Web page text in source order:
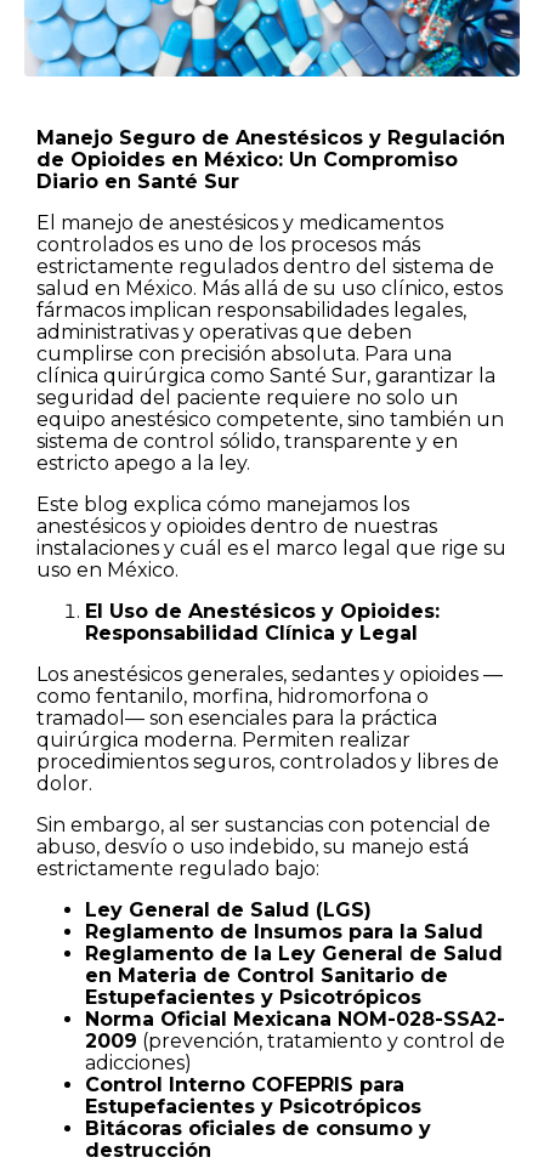
Manejo Seguro de Anestésicos y Regulación
de Opioides en México: Un Compromiso
Diario en Santé Sur
El manejo de anestésicos y medicamentos
controlados es uno de los procesos más
estrictamente regulados dentro del sistema de
salud en México. Más allá de su uso clínico, estos
fármacos implican responsabilidades legales,
administrativas y operativas que deben
cumplirse con precisión absoluta. Para una
clínica quirúrgica como Santé Sur, garantizar la
seguridad del paciente requiere no solo un
equipo anestésico competente, sino también un
sistema de control sólido, transparente y en
estricto apego a la ley.
Este blog explica cómo manejamos los
anestésicos y opioides dentro de nuestras
instalaciones y cuál es el marco legal que rige su
uso en México.
El Uso de Anestésicos y Opioides:
Responsabilidad Clínica y Legal
Los anestésicos generales, sedantes y opioides —
como fentanilo, morfina, hidromorfona o
tramadol— son esenciales para la práctica
quirúrgica moderna. Permiten realizar
procedimientos seguros, controlados y libres de
dolor.
Sin embargo, al ser sustancias con potencial de
abuso, desvío o uso indebido, su manejo está
estrictamente regulado bajo:
Ley General de Salud (LGS)
Reglamento de Insumos para la Salud
Reglamento de la Ley General de Salud
en Materia de Control Sanitario de
Estupefacientes y Psicotrópicos
Norma Oficial Mexicana NOM-028-SSA2-
2009 (prevención, tratamiento y control de
adicciones)
Control Interno COFEPRIS para
Estupefacientes y Psicotrópicos
Bitácoras oficiales de consumo y
destrucción